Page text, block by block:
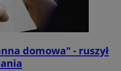
domowa" - ruszył